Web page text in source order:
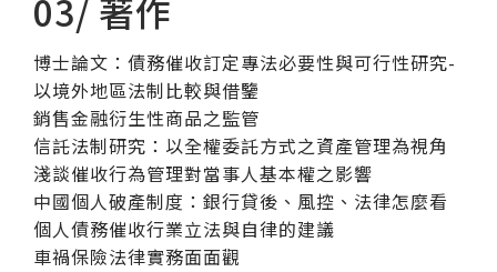
03/ 著作
博士論文：債務催收訂定專法必要性與可行性研究-
以境外地區法制比較與借鑒
銷售金融衍生性商品之監管
信託法制研究：以全權委託方式之資產管理為視角
淺談催收行為管理對當事人基本權之影響
中國個人破產制度：銀行貸後、風控、法律怎麼看
個人債務催收行業立法與自律的建議
車禍保險法律實務面面觀